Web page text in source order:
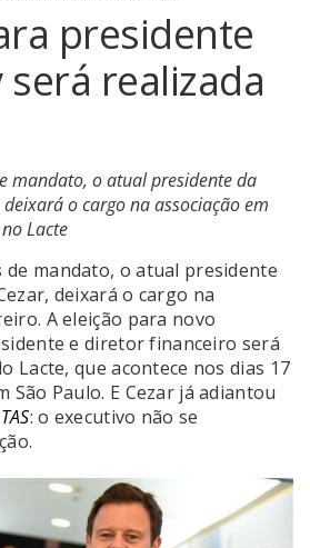
presidente
será realizada
mandato, o atual presidente da
deixará o cargo na associação em
Lacte
de mandato, o atual presidente
deixará o cargo na
A eleição para novo
e diretor financeiro será
Lacte, que acontece nos dias 17
São Paulo. E Cezar já adiantou
: o executivo não se